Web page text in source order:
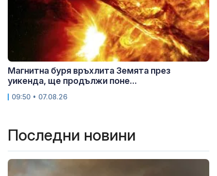
Магнитна буря връхлита Земята през
уикенда, ще продължи поне...
09:50 • 07.08.26
Последни новини